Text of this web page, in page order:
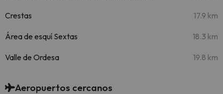
Crestas 17.9 km
Área de esquí Sextas 18.3 km
Valle de Ordesa 19.8 km
Aeropuertos cercanos